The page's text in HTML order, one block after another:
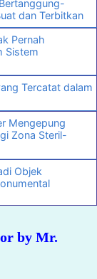
dan Terbitkan
Pernah
Sistem
Tercatat dalam
Mengepung
Zona Steril-
Objek
by Mr.